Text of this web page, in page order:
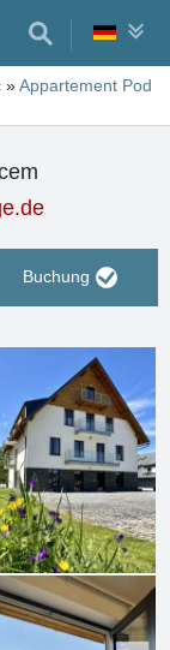
»Appartement Pod
Buchung